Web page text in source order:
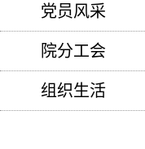
党员风采
院分工会
组织生活